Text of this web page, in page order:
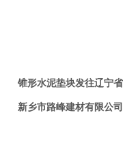
锥形水泥垫块发往辽宁省
新乡市路峰建材有限公司